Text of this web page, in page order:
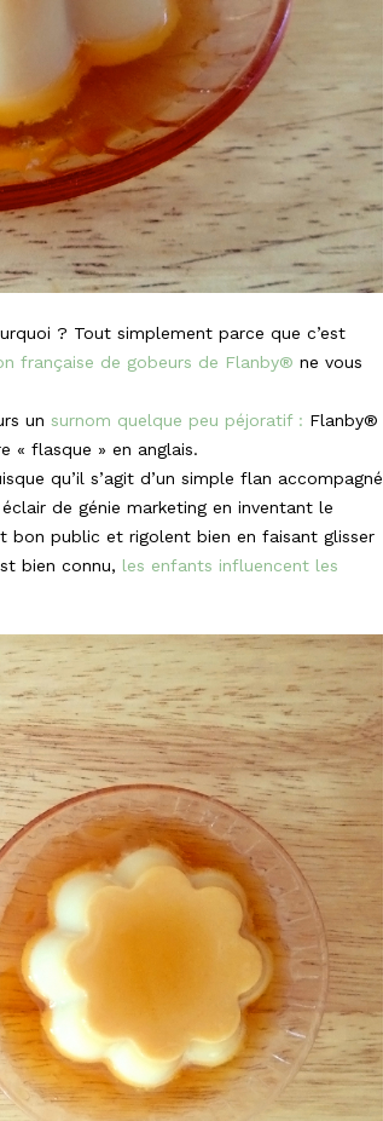
? Tout simplement parce que c’est
française de gobeurs de Flanby® ne vous
un surnom quelque peu péjoratif : Flanby®
« flasque » en anglais.
qu’il s’agit d’un simple flan accompagné
de génie marketing en inventant le
bon public et rigolent bien en faisant glisser
bien connu, les enfants influencent les